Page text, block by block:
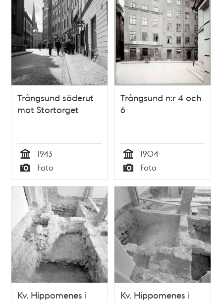
Trångsund söderut
mot Stortorget
Tid
1943
Typ
Foto
Trångsund n:r 4 och
6
Tid
1904
Typ
Foto
Kv. Hippomenes i
Kv. Hippomenes i